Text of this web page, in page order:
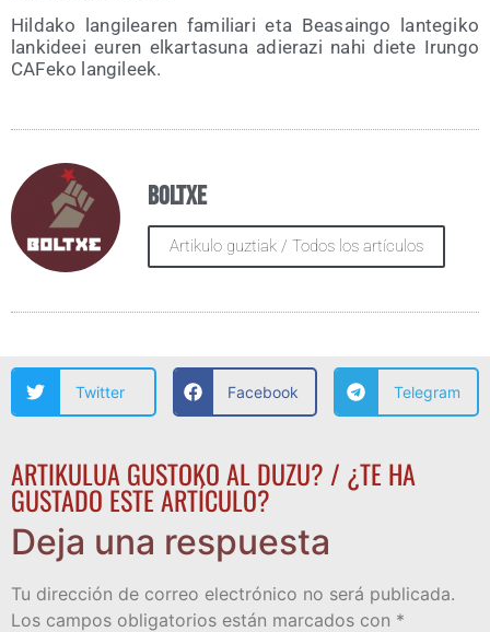
Hil­da­ko lan­gi­lea­ren fami­lia­ri eta Bea­sain­go lan­te­gi­ko
lan­ki­deei euren elkar­ta­su­na adie­ra­zi nahi die­te Irun­go
CAFe­ko langileek.
Boltxe
Artikulo guztiak / Todos los artículos
Twitter Facebook Telegram
ARTIKULUA GUSTOKO AL DUZU? / ¿TE HA
GUSTADO ESTE ARTÍCULO?
Deja una respuesta
Tu dirección de correo electrónico no será publicada.
Los campos obligatorios están marcados con *